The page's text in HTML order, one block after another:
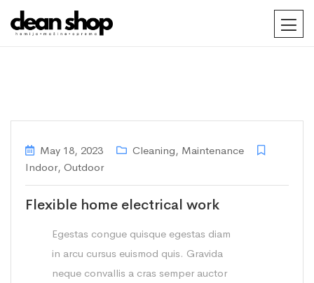
May 18, 2023 Cleaning, Maintenance
Indoor, Outdoor
Flexible home electrical work
Egestas congue quisque egestas diam
in arcu cursus euismod quis. Gravida
neque convallis a cras semper auctor